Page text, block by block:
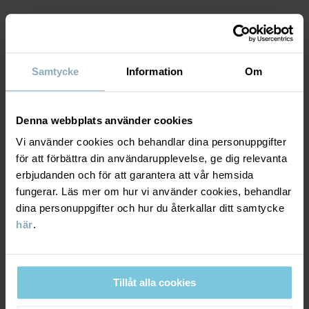
Samtycke Information Om
Denna webbplats använder cookies
Vi använder cookies och behandlar dina personuppgifter
för att förbättra din användarupplevelse, ge dig relevanta
erbjudanden och för att garantera att vår hemsida
fungerar. Läs mer om hur vi använder cookies, behandlar
dina personuppgifter och hur du återkallar ditt samtycke
här.
Tillåt alla cookies
Fabrik:
MATERIAL & SKÖTSELRÅD
Material
100% Cotton Organic
Skötselråd
TVÄTT
Ej blekning
Strykning medeltemperatur
HÅLLBARHET
LEVERANS & RETUR
Leverans & retur
Leverans
Vi erbjuder fri frakt över 699 kr och leveranstiden är 1–4 dagar. I
kassan visas de tillgängliga leveransalternativ baserat på vilket
postnummer som ordern ska levereras till.
DU KANSKE OCKSÅ GILLAR
FACTORY